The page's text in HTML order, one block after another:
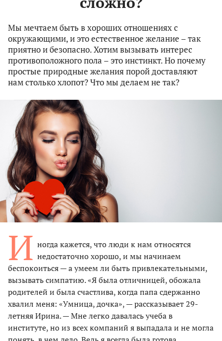
Мы мечтаем быть в хороших отношениях c
окружающими, и это естественное желание – так
приятно и безопасно. Хотим вызывать интерес
противоположного пола – это инстинкт. Но почему
простые природные желания порой доставляют
нам столько хлопот? Что мы делаем не так?
И ногда кажется, что люди к нам относятся
недостаточно хорошо, и мы начинаем
беспокоиться — а умеем ли быть привлекательными,
вызывать симпатию. «Я была отличницей, обожала
родителей и была счастлива, когда папа сдержанно
хвалил меня: «Умница, дочка», — рассказывает 29-
летняя Ирина. — Мне легко давалась учеба в
институте, но из всех компаний я выпадала и не могла